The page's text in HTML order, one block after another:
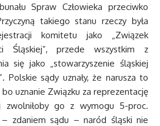
Spraw Człowieka przeciwko
takiego stanu rzeczy była
komitetu jako „Związek
Śląskiej”, przede wszystkim z
się jako „stowarzyszenie śląskiej
Polskie sądy uznały, że narusza to
uznanie Związku za reprezentację
zwolniłoby go z wymogu 5-proc.
zdaniem sądu – naród śląski nie